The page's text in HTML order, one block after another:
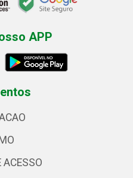
APP
ACESSO